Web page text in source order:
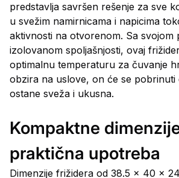
predstavlja savršen rešenje za sve
u svežim namirnicama i napicima
aktivnosti na otvorenom. Sa
izolovanom spoljašnjosti, ovaj
optimalnu temperaturu za čuvanje
obzira na uslove, on će se pobrinuti
ostane sveža i ukusna.
Kompaktne
praktična upotreba
Dimenzije frižidera od 38.5 x 40 x